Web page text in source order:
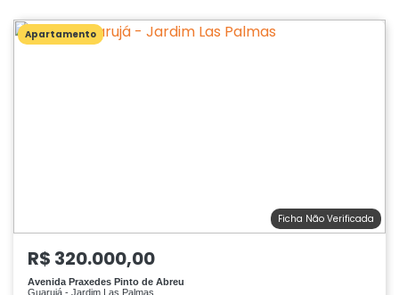
Apartamento
Ficha Não Verificada
R$ 320.000,00
Avenida Praxedes Pinto de Abreu
Guarujá - Jardim Las Palmas